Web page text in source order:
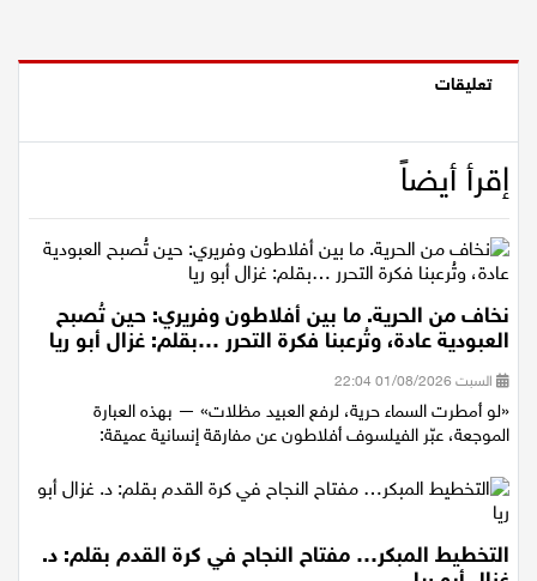
إقرأ أيضاً
نخاف من الحرية. ما بين أفلاطون وفريري: حين تُصبح
العبودية عادة، وتُرعبنا فكرة التحرر …بقلم: غزال أبو ريا
السبت 01/08/2026 22:04
«لو أمطرت السماء حرية، لرفع العبيد مظلات» — بهذه العبارة